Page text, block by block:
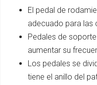
El pedal de
adecuado para las
Pedales de
aumentar su
Los pedales se
tiene el anillo del